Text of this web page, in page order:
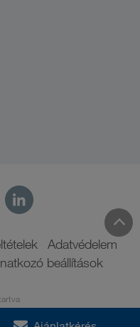
Adatvédelem
beállítások